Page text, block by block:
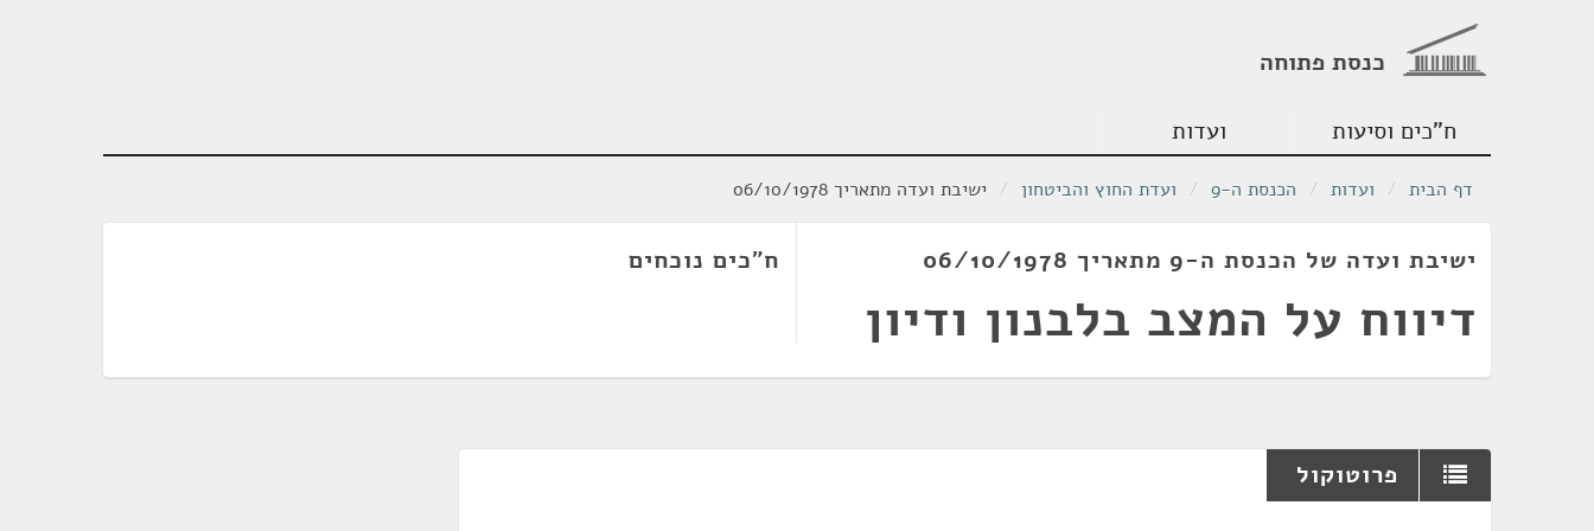
כנסת פתוחה
ח"כים וסיעות ועדות
דף הבית / ועדות / הכנסת ה-9 / ועדת החוץ והביטחון / ישיבת ועדה מתאריך 06/10/1978
ישיבת ועדה של הכנסת ה-9 מתאריך 06/10/1978
דיווח על המצב בלבנון ודיון
ח"כים נוכחים
פרוטוקול